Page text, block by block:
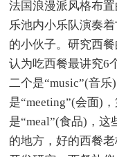
法国浪漫派风格布
乐池内小乐队演奏
的小伙子。研究西
认为吃西餐最讲究6
二个是“music”(音
是“meeting”(会面)
是“meal”(食品)，
的地方，好的西餐